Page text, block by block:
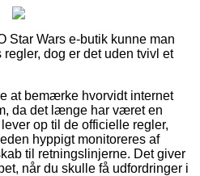
Star Wars e-butik kunne man
dog er det uden tvivl et
at bemærke hvorvidt internet
da det længe har været en
op til de officielle regler,
hyppigt monitoreres af
til retningslinjerne. Det giver
når du skulle få udfordringer i